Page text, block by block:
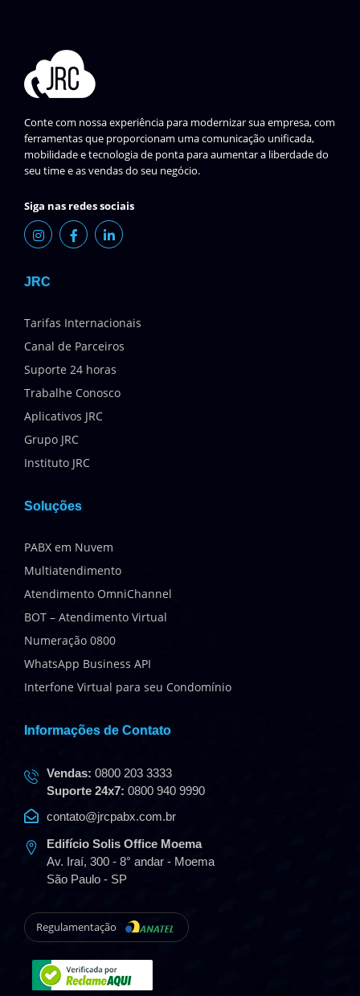
Conte com nossa experiência para modernizar sua empresa, com
ferramentas que proporcionam uma comunicação unificada,
mobilidade e tecnologia de ponta para aumentar a liberdade do
seu time e as vendas do seu negócio.
Siga nas redes sociais
JRC
Tarifas Internacionais
Canal de Parceiros
Suporte 24 horas
Trabalhe Conosco
Aplicativos JRC
Grupo JRC
Instituto JRC
Soluções
PABX em Nuvem
Multiatendimento
Atendimento OmniChannel
BOT – Atendimento Virtual
Numeração 0800
WhatsApp Business API
Interfone Virtual para seu Condomínio
Informações de Contato
Vendas: 0800 203 3333
Suporte 24x7: 0800 940 9990
contato@jrcpabx.com.br
Edifício Solis Office Moema
Av. Iraí, 300 - 8° andar - Moema
São Paulo - SP
Regulamentação